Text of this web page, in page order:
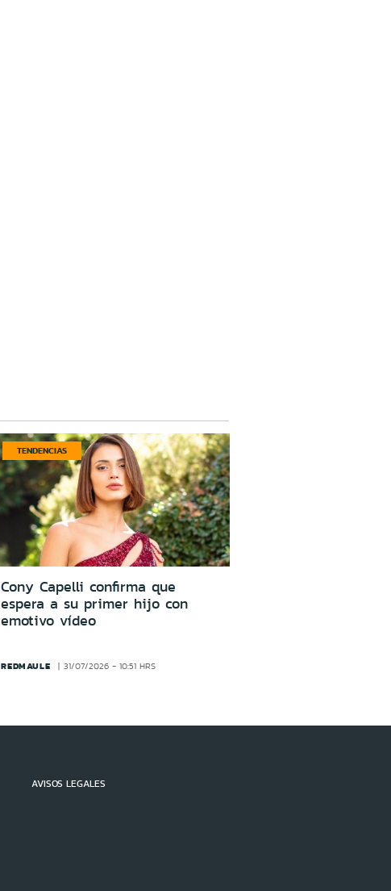
TENDENCIAS
Cony Capelli confirma que
espera a su primer hijo con
emotivo vídeo
REDMAULE 31/07/2026 - 10:51 HRS
AVISOS LEGALES